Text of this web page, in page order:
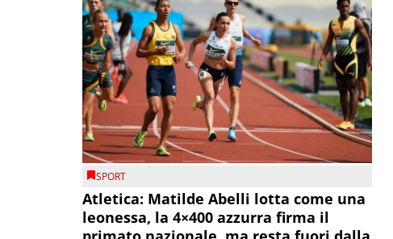
SPORT
Atletica: Matilde Abelli lotta come una
leonessa, la 4×400 azzurra firma il